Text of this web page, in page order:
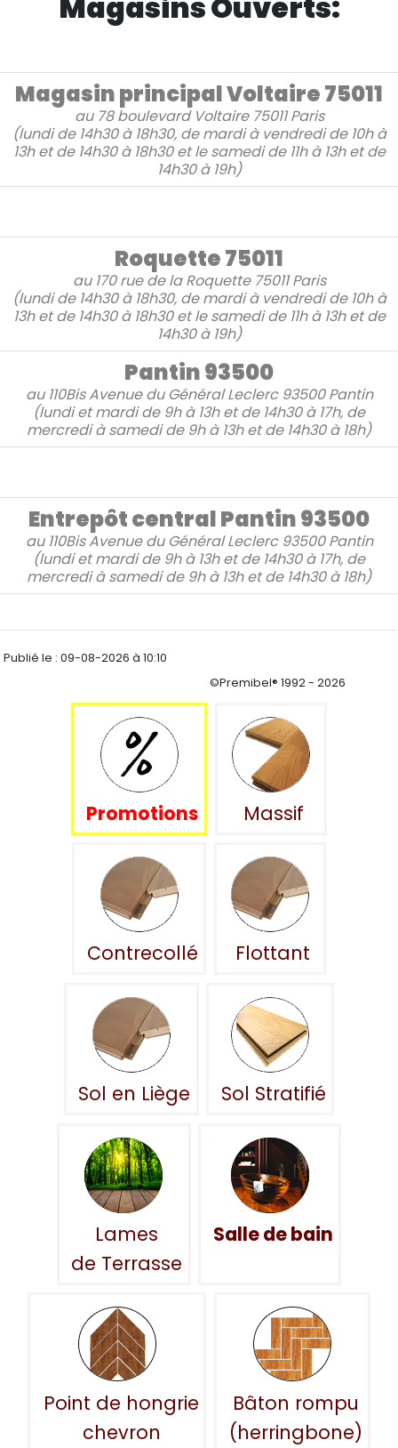
Magasin principal Voltaire 75011
au 78 boulevard Voltaire 75011 Paris
(lundi de 14h30 à 18h30, de mardi à vendredi de 10h à
13h et de 14h30 à 18h30 et le samedi de 11h à 13h et de
14h30 à 19h)
Roquette 75011
au 170 rue de la Roquette 75011 Paris
(lundi de 14h30 à 18h30, de mardi à vendredi de 10h à
13h et de 14h30 à 18h30 et le samedi de 11h à 13h et de
14h30 à 19h)
Pantin 93500
au 110Bis Avenue du Général Leclerc 93500 Pantin
(lundi et mardi de 9h à 13h et de 14h30 à 17h, de
mercredi à samedi de 9h à 13h et de 14h30 à 18h)
Entrepôt central Pantin 93500
au 110Bis Avenue du Général Leclerc 93500 Pantin
(lundi et mardi de 9h à 13h et de 14h30 à 17h, de
mercredi à samedi de 9h à 13h et de 14h30 à 18h)
Publié le :09-08-2026 à 10:10
©Premibel® 1992 - 2026
Promotions Massif
Contrecollé Flottant
Sol en Liège Sol Stratifié
Lames
de Terrasse
Salle de bain
Point de hongrie
chevron
Bâton rompu
(herringbone)